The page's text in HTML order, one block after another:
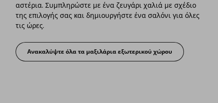
αστέρια. Συμπληρώστε με ένα ζευγάρι χαλιά με σχέδιο
της επιλογής σας και δημιουργήστε ένα σαλόνι για όλες
τις ώρες.
Απλότητα και άνεση στα λευκά είδη
Ανακαλύψτε όλα τα μαξιλάρια εξωτερικού χώρου